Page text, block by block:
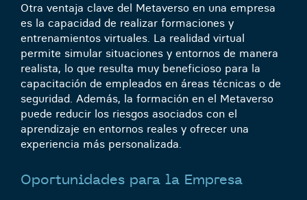
Otra ventaja clave del Metaverso en una empresa
es la capacidad de realizar formaciones y
entrenamientos virtuales. La realidad virtual
permite simular situaciones y entornos de manera
realista, lo que resulta muy beneficioso para la
capacitación de empleados en áreas técnicas o de
seguridad. Además, la formación en el Metaverso
puede reducir los riesgos asociados con el
aprendizaje en entornos reales y ofrecer una
experiencia más personalizada.
Oportunidades para la Empresa